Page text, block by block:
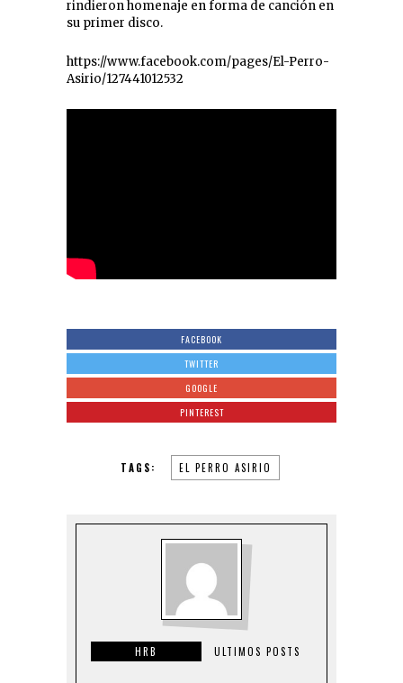
rindieron homenaje en forma de canción en
su primer disco.
https://www.facebook.com/pages/El-Perro-
Asirio/127441012532
FACEBOOK
TWITTER
GOOGLE
PINTEREST
TAGS: EL PERRO ASIRIO
HRB ULTIMOS POSTS